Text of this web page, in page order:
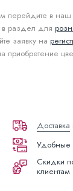
перейдите в наш
в раздел для
заявку на
приобретение
Доставка
Удобные
Скидки
клиентам